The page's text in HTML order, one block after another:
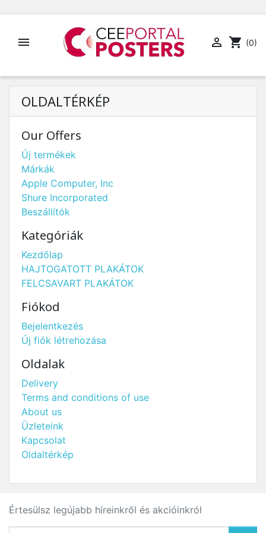
  shopping_cart (0)
OLDALTÉRKÉP
Our Offers
Új termékek
Márkák
Apple Computer, Inc
Shure Incorporated
Beszállítók
Kategóriák
Kezdőlap
HAJTOGATOTT PLAKÁTOK
FELCSAVART PLAKÁTOK
Fiókod
Bejelentkezés
Új fiók létrehozása
Oldalak
Delivery
Terms and conditions of use
About us
Üzleteink
Kapcsolat
Oldaltérkép
Értesülsz legújabb híreinkről és akcióinkról